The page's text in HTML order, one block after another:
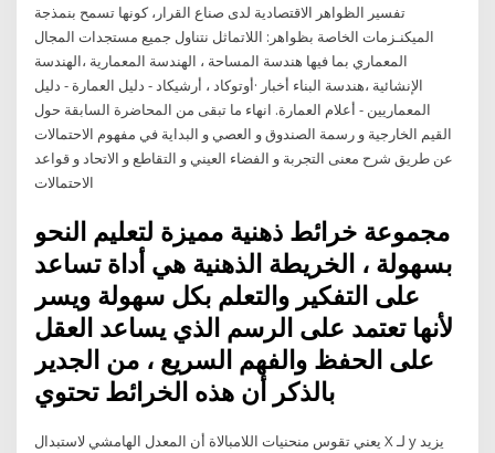
تفسير الظواهر الاقتصادية لدى صناع القرار، كونها تسمح بنمذجة
الميكنـزمات الخاصة بظواهر: اللاتماثل نتناول جميع مستجدات المجال
المعماري بما فيها هندسة المساحة ، الهندسة المعمارية ،الهندسة
الإنشائية ،هندسة البناء أخبار ·أوتوكاد ، أرشيكاد - دليل العمارة - دليل
المعماريين - أعلام العمارة. انهاء ما تبقى من المحاضرة السابقة حول
القيم الخارجية و رسمة الصندوق و العصي و البداية في مفهوم الاحتمالات
عن طريق شرح معنى التجربة و الفضاء العيني و التقاطع و الاتحاد و قواعد
الاحتمالات
مجموعة خرائط ذهنية مميزة لتعليم النحو
بسهولة ، الخريطة الذهنية هي أداة تساعد
على التفكير والتعلم بكل سهولة ويسر
لأنها تعتمد على الرسم الذي يساعد العقل
على الحفظ والفهم السريع ، من الجدير
بالذكر أن هذه الخرائط تحتوي
يعني تقوس منحنيات اللامبالاة أن المعدل الهامشي لاستبدال X لـ y يزيد